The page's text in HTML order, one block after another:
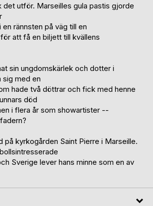
det utför. Marseilles gula pastis gjorde
en rännsten på väg till en
att få en biljett till kvällens
sin ungdomskärlek och dotter i
sig med en
hade två döttrar och fick med henne
död
i flera år som showartister --
på kyrkogården Saint Pierre i Marseille.
Sverige lever hans minne som en av